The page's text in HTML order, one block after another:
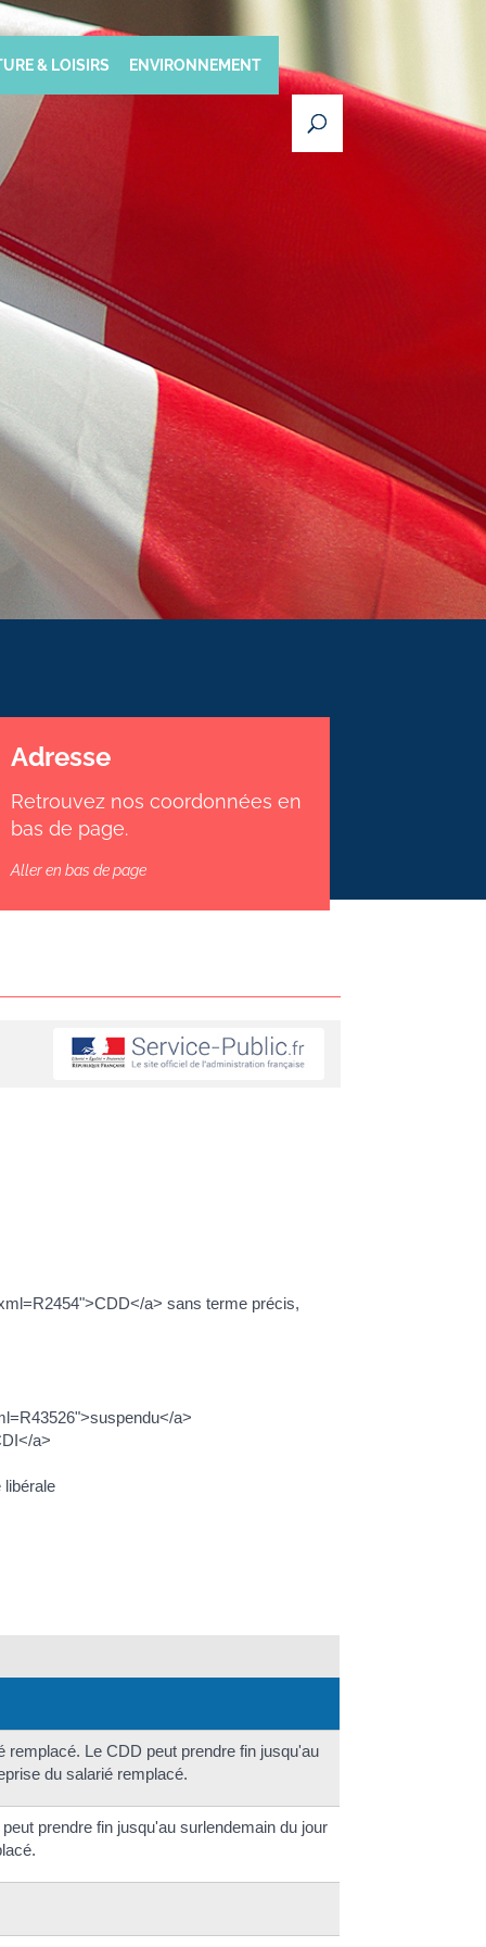
& LOISIRS ENVIRONNEMENT
Adresse
Retrouvez nos coordonnées en
bas de page.
Aller en bas de page
a> sans terme précis,
a>
a>
libérale
remplacé. Le CDD peut prendre fin jusqu'au
du salarié remplacé.
prendre fin jusqu'au surlendemain du jour